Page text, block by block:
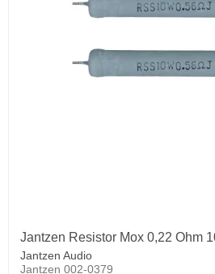
Jantzen Resistor Mox 0,22 Ohm
Jantzen Audio
Jantzen 002-0379